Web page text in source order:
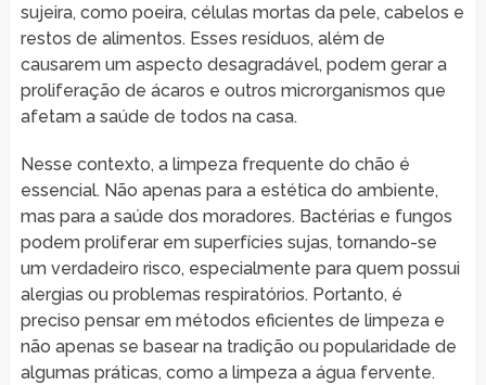
sujeira, como poeira, células mortas da pele, cabelos e
restos de alimentos. Esses resíduos, além de
causarem um aspecto desagradável, podem gerar a
proliferação de ácaros e outros microrganismos que
afetam a saúde de todos na casa.
Nesse contexto, a limpeza frequente do chão é
essencial. Não apenas para a estética do ambiente,
mas para a saúde dos moradores. Bactérias e fungos
podem proliferar em superfícies sujas, tornando-se
um verdadeiro risco, especialmente para quem possui
alergias ou problemas respiratórios. Portanto, é
preciso pensar em métodos eficientes de limpeza e
não apenas se basear na tradição ou popularidade de
algumas práticas, como a limpeza a água fervente.